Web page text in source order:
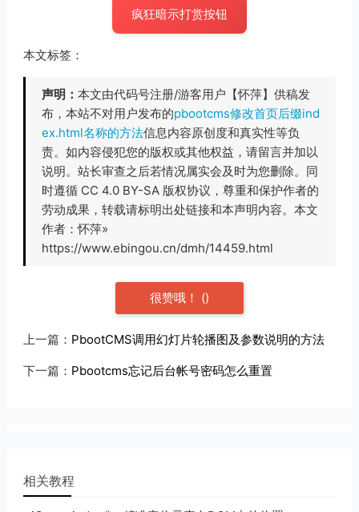
疯狂暗示打赏按钮
本文标签：
声明： 本文由代码号注册/游客用户【怀萍】供稿发
布，本站不对用户发布的pbootcms修改首页后缀ind
ex.html名称的方法信息内容原创度和真实性等负
责。如内容侵犯您的版权或其他权益，请留言并加以
说明。站长审查之后若情况属实会及时为您删除。同
时遵循 CC 4.0 BY-SA 版权协议，尊重和保护作者的
劳动成果，转载请标明出处链接和本声明内容。本文
作者：怀萍»
https://www.ebingou.cn/dmh/14459.html
很赞哦！ ()
上一篇： PbootCMS调用幻灯片轮播图及参数说明的方法
下一篇： Pbootcms忘记后台帐号密码怎么重置
相关教程